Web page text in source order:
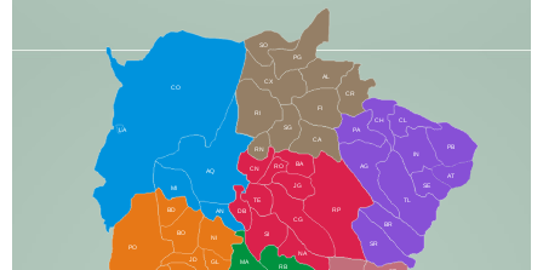
CO
AQ
MI
AN
CX
RI
AL
CR
FI
SG
BA
CA
PA
CH CL
PB
SE
TL
AG
BR
SR
RP
RO
JG
CG
SI
NA
RB
MA
BD
BO
NI
JD
PO
DB
TE
IN
RN
CN
GL
AT
PG
SO
LA